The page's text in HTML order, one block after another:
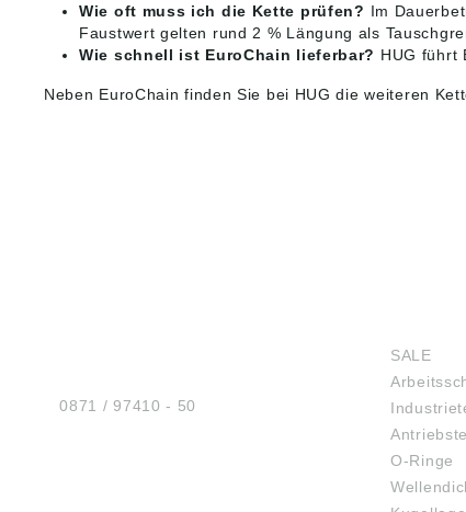
Wie oft muss ich die Kette prüfen? Im
Faustwert gelten rund 2 % Längung als
Wie schnell ist EuroChain lieferbar? HUG führt
Neben EuroChain finden Sie bei HUG die weiteren
Tel.:0871 / 97410 - 50
SALE
O-Ringe